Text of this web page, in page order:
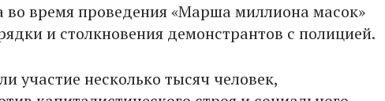
во время проведения «Марша миллиона масок»
и столкновения демонстрантов с полицией.
участие несколько тысяч человек,